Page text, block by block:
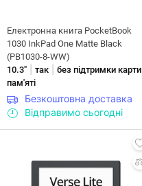
Електронна книга PocketBook
1030 InkPad One Matte Black
(PB1030-8-WW)
10.3"
так
без підтримки карти
пам'яті
Безкоштовна доставка
Відправимо сьогодні